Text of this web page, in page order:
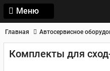
Меню
Главная Автосервисное
Комплекты для